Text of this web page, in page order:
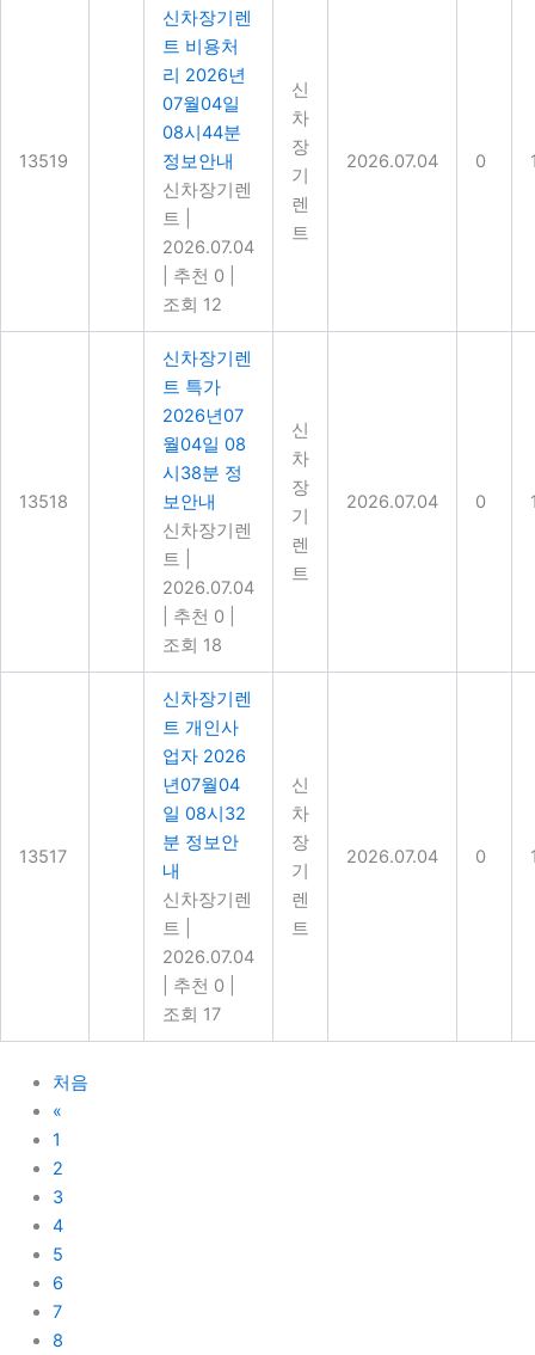
13519
신차장기렌
트 비용처
리 2026년
07월04일
08시44분
정보안내
신차장기렌
트
2026.07.04
추천 0
조회 12
신
차
장
기
렌
트
2026.07.04 0
13518
신차장기렌
트 특가
2026년07
월04일 08
시38분 정
보안내
신차장기렌
트
2026.07.04
추천 0
조회 18
신
차
장
기
렌
트
2026.07.04 0
13517
신차장기렌
트 개인사
업자 2026
년07월04
일 08시32
분 정보안
내
신차장기렌
트
2026.07.04
추천 0
조회 17
신
차
장
기
렌
트
2026.07.04 0
처음
«
1
2
3
4
5
6
7
8